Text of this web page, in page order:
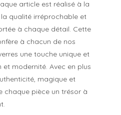
article est réalisé à la
qualité irréprochable et
à chaque détail. Cette
à chacun de nos
une touche unique et
modernité. Avec en plus
magique et
chaque pièce un trésor à